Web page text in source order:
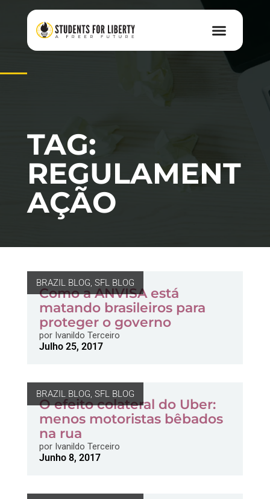
TAG:
REGULAMENT
AÇÃO
BRAZIL BLOG, SFL BLOG
Como a ANVISA está
matando brasileiros para
proteger o governo
porIvanildo Terceiro
Julho 25, 2017
BRAZIL BLOG, SFL BLOG
O efeito colateral do Uber:
menos motoristas bêbados
na rua
porIvanildo Terceiro
Junho 8, 2017